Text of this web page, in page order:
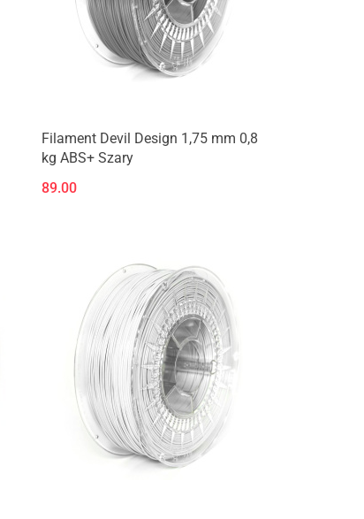
Filament Devil Design 1,75 mm 0,8
kg ABS+ Szary
89.00